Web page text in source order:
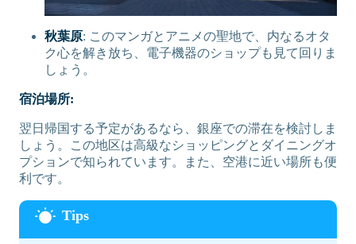
秋葉原: このマンガとアニメの聖地で、内なるオタ
ク心を解き放ち、電子機器のショップも見て回りま
しょう。
宿泊場所:
翌日帰国する予定があるなら、銀座での滞在を検討しま
しょう。この地区は高級なショッピングとダイニングオ
プションで知られています。また、空港に近い場所も便
利です。